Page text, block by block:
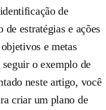
de
estratégias e ações
e metas
o exemplo de
neste artigo, você
criar um plano de